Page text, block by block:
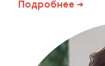
Подробнее →